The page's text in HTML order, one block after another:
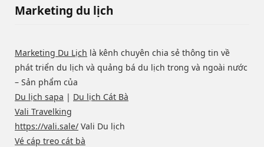
Marketing du lịch
Marketing Du Lịch là kênh chuyên chia sẻ thông tin về
phát triển du lịch và quảng bá du lịch trong và ngoài nước
– Sản phẩm của
Du lịch sapa | Du lịch Cát Bà
Vali Travelking
https://vali.sale/ Vali Du lịch
Vé cáp treo cát bà